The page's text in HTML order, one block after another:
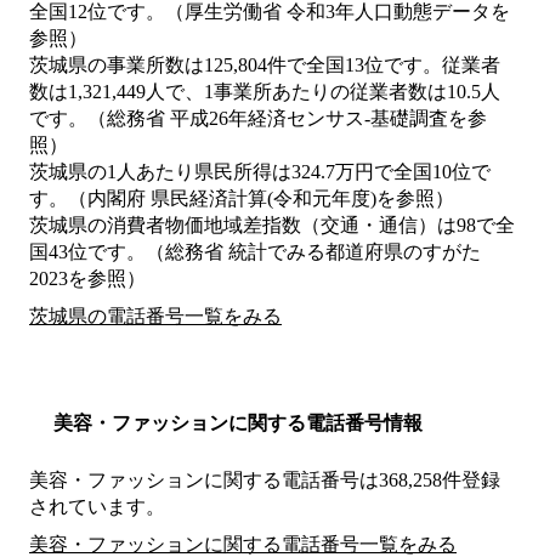
全国12位です。（厚生労働省 令和3年人口動態データを
参照）
茨城県の事業所数は125,804件で全国13位です。従業者
数は1,321,449人で、1事業所あたりの従業者数は10.5人
です。（総務省 平成26年経済センサス‐基礎調査を参
照）
茨城県の1人あたり県民所得は324.7万円で全国10位で
す。（内閣府 県民経済計算(令和元年度)を参照）
茨城県の消費者物価地域差指数（交通・通信）は98で全
国43位です。（総務省 統計でみる都道府県のすがた
2023を参照）
茨城県の電話番号一覧をみる
美容・ファッションに関する電話番号情報
美容・ファッションに関する電話番号は368,258件登録
されています。
美容・ファッションに関する電話番号一覧をみる